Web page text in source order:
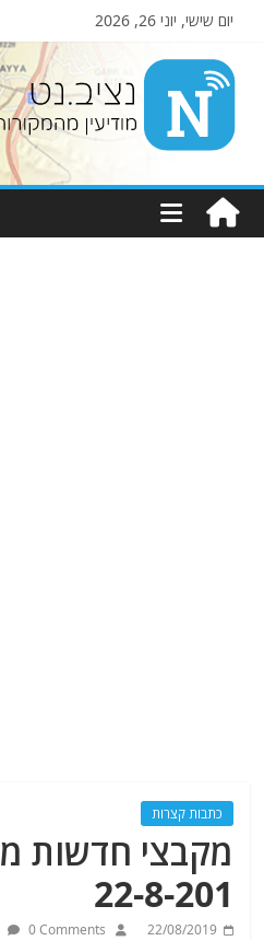
יום שישי, יוני 26, 2026
Nziv.net
מודיעין
מהמקורות
כתבות קצרות
מקבצי חדשות
22-8-201
22/08/2019
0 Comments